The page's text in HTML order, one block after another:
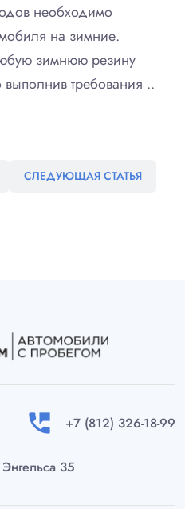
необходимо
на зимние.
зимнюю резину
требования ..
СЛЕДУЮЩАЯ СТАТЬЯ
perm_phone_msg +7 (812) 326-18-99
35